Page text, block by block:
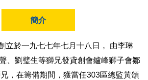
簡介
立於一九七七年七月十八日， 由李琳
、劉璧生等獅兄發貣創會鑪峰獅子會鄒
，在籌備期間，獲當任303區總監黃頌